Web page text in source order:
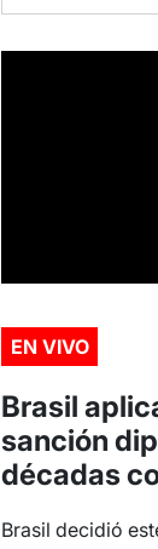
EN VIVO
Brasil
sanción
décadas
Brasil decidió